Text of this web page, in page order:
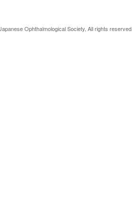
Ophthalmological Society, All rights reserved.